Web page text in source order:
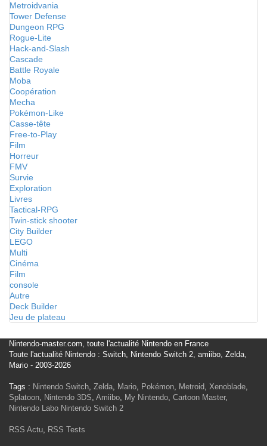
Metroidvania
Tower Defense
Dungeon RPG
Rogue-Lite
Hack-and-Slash
Cascade
Battle Royale
Moba
Coopération
Mecha
Pokémon-Like
Casse-tête
Free-to-Play
Film
Horreur
FMV
Survie
Exploration
Livres
Tactical-RPG
Twin-stick shooter
City Builder
LEGO
Multi
Cinéma
Film
console
Autre
Deck Builder
Jeu de plateau
Nintendo-master.com, toute l'actualité Nintendo en France
Toute l'actualité Nintendo : Switch, Nintendo Switch 2, amiibo, Zelda,
Mario - 2003-2026
Tags : Nintendo Switch, Zelda, Mario, Pokémon, Metroid, Xenoblade,
Splatoon, Nintendo 3DS, Amiibo, My Nintendo, Cartoon Master,
Nintendo Labo Nintendo Switch 2
RSS Actu, RSS Tests